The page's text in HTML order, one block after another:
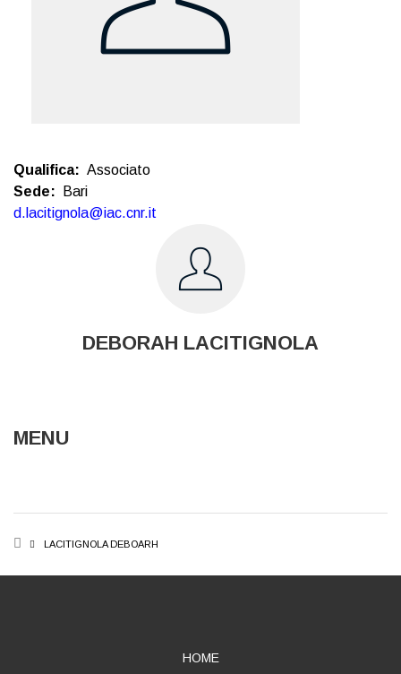
Qualifica
Associato
Sede
Bari
d.lacitignola@iac.cnr.it
DEBORAH LACITIGNOLA
MENU
BREADCRUMB
LACITIGNOLA DEBOARH
HOME